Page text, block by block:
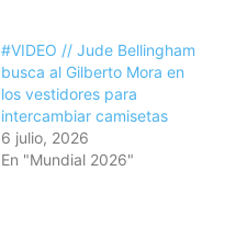
#VIDEO // Jude Bellingham
busca al Gilberto Mora en
los vestidores para
intercambiar camisetas
6 julio, 2026
En "Mundial 2026"